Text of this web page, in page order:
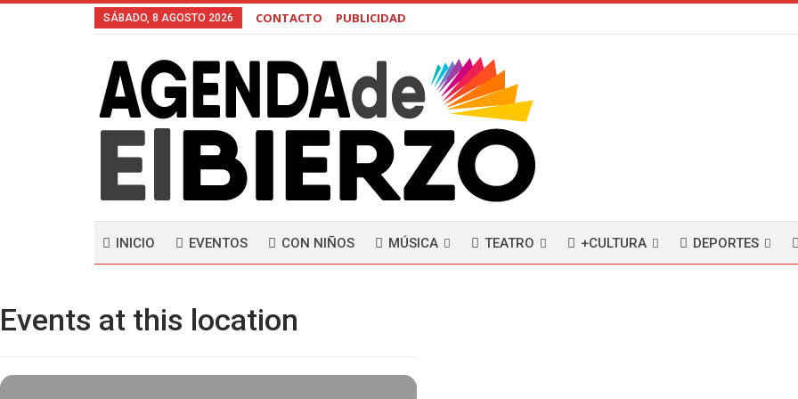
SÁBADO, 8 AGOSTO 2026 CONTACTO PUBLICIDAD
INICIO EVENTOS CON NIÑOS MÚSICA TEATRO +CULTURA DEPORTES
Events at this location